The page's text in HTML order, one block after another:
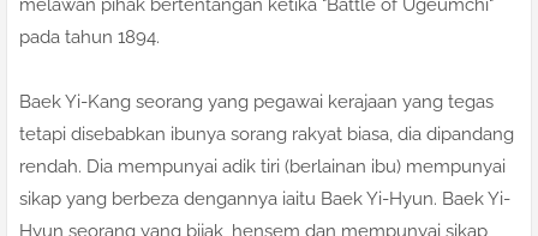
melawan pihak bertentangan ketika "Battle of Ugeumchi"
pada tahun 1894.
Baek Yi-Kang seorang yang pegawai kerajaan yang tegas
tetapi disebabkan ibunya sorang rakyat biasa, dia dipandang
rendah. Dia mempunyai adik tiri (berlainan ibu) mempunyai
sikap yang berbeza dengannya iaitu Baek Yi-Hyun. Baek Yi-
Hyun seorang yang bijak, hensem dan mempunyai sikap